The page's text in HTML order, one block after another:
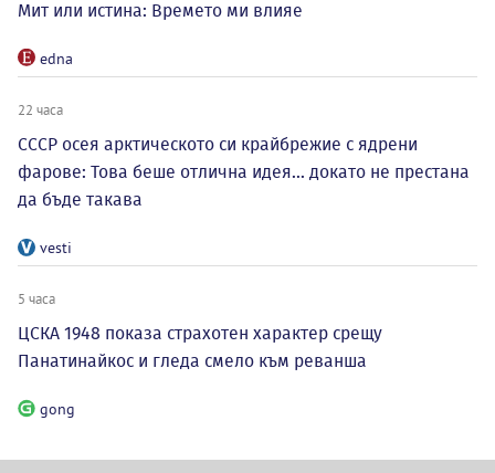
хората все още вярват
Кой е твоят ангел пазител според зодията ти?
MelomanBG - Sled5.bg
MelomanBG - 10te.bg